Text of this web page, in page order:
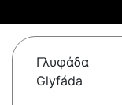
Γλυφάδα
Glyfáda